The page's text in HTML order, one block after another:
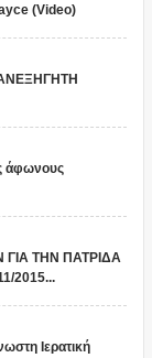
(Video)
άφωνους
ΓΙΑ ΤΗΝ ΠΑΤΡΙΔΑ
2015...
Ιερατική